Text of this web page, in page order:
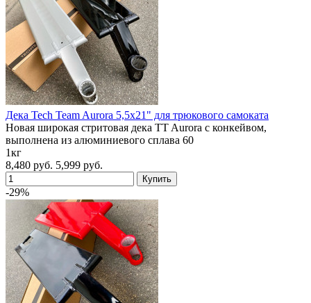
Дека Tech Team Aurora 5,5x21" для трюкового самоката
Новая широкая стритовая дека TT Aurora с конкейвом,
выполнена из алюминиевого сплава 60
1кг
8,480 руб. 5,999 руб.
-29%